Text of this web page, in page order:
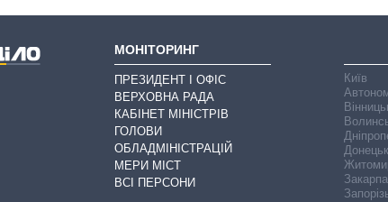
МОНІТОРИНГ
ПРЕЗИДЕНТ І ОФІС
ВЕРХОВНА РАДА
КАБІНЕТ МІНІСТРІВ
ГОЛОВИ
ОБЛАДМІНІСТРАЦІЙ
МЕРИ МІСТ
ВСІ ПЕРСОНИ
Київ